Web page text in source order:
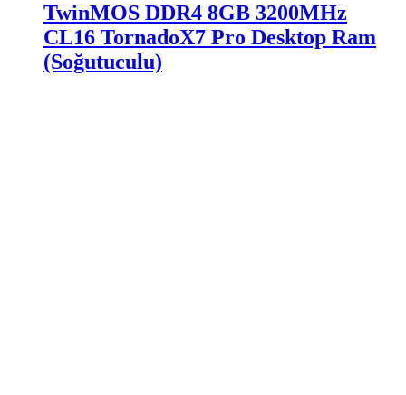
TwinMOS DDR4 8GB 3200MHz
CL16 TornadoX7 Pro Desktop Ram
(Soğutuculu)